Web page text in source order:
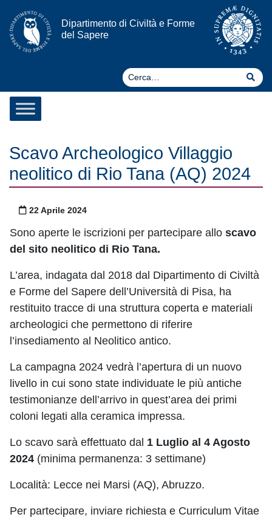
Vai al contenuto
Dipartimento di Civiltà e Forme
del Sapere
Scavo Archeologico Villaggio
neolitico di Rio Tana (AQ) 2024
Pubblicato il
22 Aprile 2024
Sono aperte le iscrizioni per partecipare allo scavo
del sito neolitico di Rio Tana.
L’area, indagata dal 2018 dal Dipartimento di Civiltà
e Forme del Sapere dell’Università di Pisa, ha
restituito tracce di una struttura coperta e materiali
archeologici che permettono di riferire
l’insediamento al Neolitico antico.
La campagna 2024 vedrà l’apertura di un nuovo
livello in cui sono state individuate le più antiche
testimonianze dell’arrivo in quest’area dei primi
coloni legati alla ceramica impressa.
Lo scavo sarà effettuato dal 1 Luglio al 4 Agosto
2024 (minima permanenza: 3 settimane)
Località: Lecce nei Marsi (AQ), Abruzzo.
Per partecipare, inviare richiesta e Curriculum Vitae